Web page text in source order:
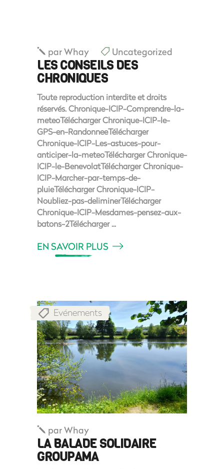
parWhay Uncategorized
LES CONSEILS DES
CHRONIQUES
Toute reproduction interdite et droits
réservés. Chronique-ICIP-Comprendre-la-
meteoTélécharger Chronique-ICIP-le-
GPS-en-RandonneeTélécharger
Chronique-ICIP-Les-astuces-pour-
anticiper-la-meteoTélécharger Chronique-
ICIP-le-BenevolatTélécharger Chronique-
ICIP-Marcher-par-temps-de-
pluieTélécharger Chronique-ICIP-
Noubliez-pas-deliminerTélécharger
Chronique-ICIP-Mesdames-pensez-aux-
batons-2Télécharger
EN SAVOIR PLUS
Evénements
parWhay
LA BALADE SOLIDAIRE
GROUPAMA